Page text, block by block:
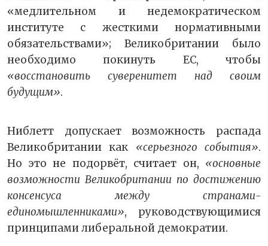
«медлительном и недемократическом
институте с жесткими нормативными
обязательствами»; Великобритании было
необходимо покинуть ЕС, чтобы
«восстановить суверенитет над своим
будущим».
Ниблетт допускает возможность распада
Великобритании как «серьезного события».
Но это не подорвёт, считает он, «основные
возможности Великобритании по достижению
консенсуса между странами-
единомышленниками», руководствующимися
принципами либеральной демократии.